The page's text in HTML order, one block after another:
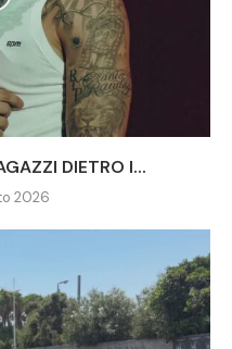
DIETRO I...
2026